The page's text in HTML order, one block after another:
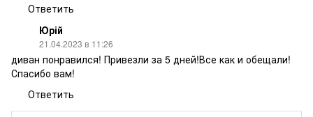
Ответить
Юрій
21.04.2023 в 11:26
диван понравился! Привезли за 5 дней!Все как и обещали!
Спасибо вам!
Ответить